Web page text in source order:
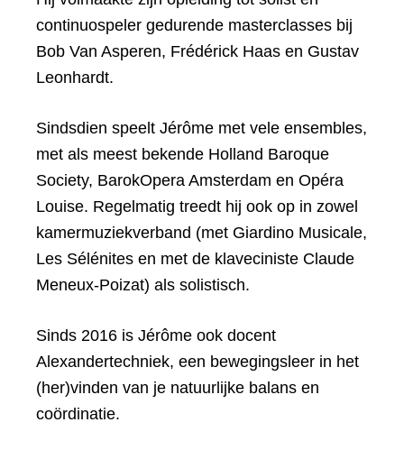
continuospeler gedurende masterclasses bij
Bob Van Asperen, Frédérick Haas en Gustav
Leonhardt.
Sindsdien speelt Jérôme met vele ensembles,
met als meest bekende Holland Baroque
Society, BarokOpera Amsterdam en Opéra
Louise. Regelmatig treedt hij ook op in zowel
kamermuziekverband (met Giardino Musicale,
Les Sélénites en met de klaveciniste Claude
Meneux-Poizat) als solistisch.
Sinds 2016 is Jérôme ook docent
Alexandertechniek, een bewegingsleer in het
(her)vinden van je natuurlijke balans en
coördinatie.